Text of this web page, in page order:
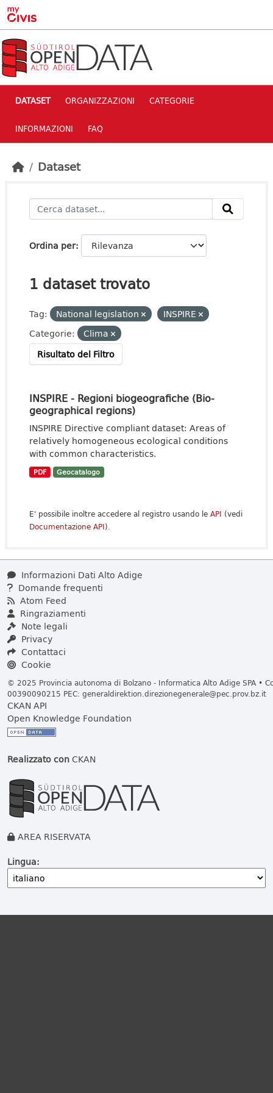
Skip to main content
DATASET ORGANIZZAZIONI CATEGORIE
INFORMAZIONI FAQ
Dataset
Ordina per
1 dataset trovato
Tag: National legislation
INSPIRE
Categorie:
Clima
Risultato del Filtro
INSPIRE - Regioni biogeografiche (Bio-
geographical regions)
INSPIRE Directive compliant dataset: Areas of
relatively homogeneous ecological conditions
with common characteristics.
PDF Geocatalogo
E' possibile inoltre accedere al registro usando le API (vedi
Documentazione API).
Informazioni Dati Alto Adige
Domande frequenti
Atom Feed
Ringraziamenti
Note legali
Privacy
Contattaci
Cookie
© 2025 Provincia autonoma di Bolzano - Informatica Alto Adige SPA •
00390090215 PEC: generaldirektion.direzionegenerale@pec.prov.bz.it
CKAN API
Open Knowledge Foundation
Realizzato conCKAN
AREA RISERVATA
Lingua